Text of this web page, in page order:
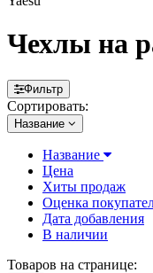
Чехлы на
Фильтр
Сортировать:
Название
Название
Цена
Хиты продаж
Оценка
Дата добавления
В наличии
Товаров на странице: